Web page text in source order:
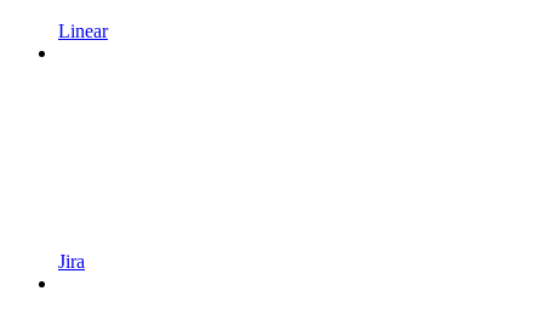
Linear
Jira